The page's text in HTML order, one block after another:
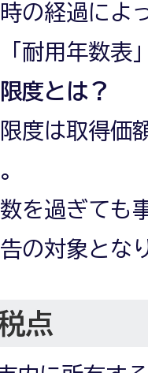
の経過によ
耐用年数表
度とは？
度は取得価
を過ぎても
の対象とな
点